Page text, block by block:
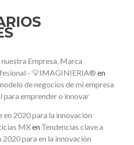
Empresa, Marca
- 💡IMAGINIERIA® en
de negocios de mi empresa
para emprender o innovar
en 2020 para la innovación
MXen Tendencias clave a
2020 para en la innovación